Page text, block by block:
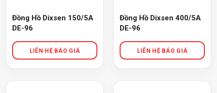
Đồng Hồ Dixsen 150/5A
DE-96
Đồng Hồ Dixsen 400/5A
DE-96